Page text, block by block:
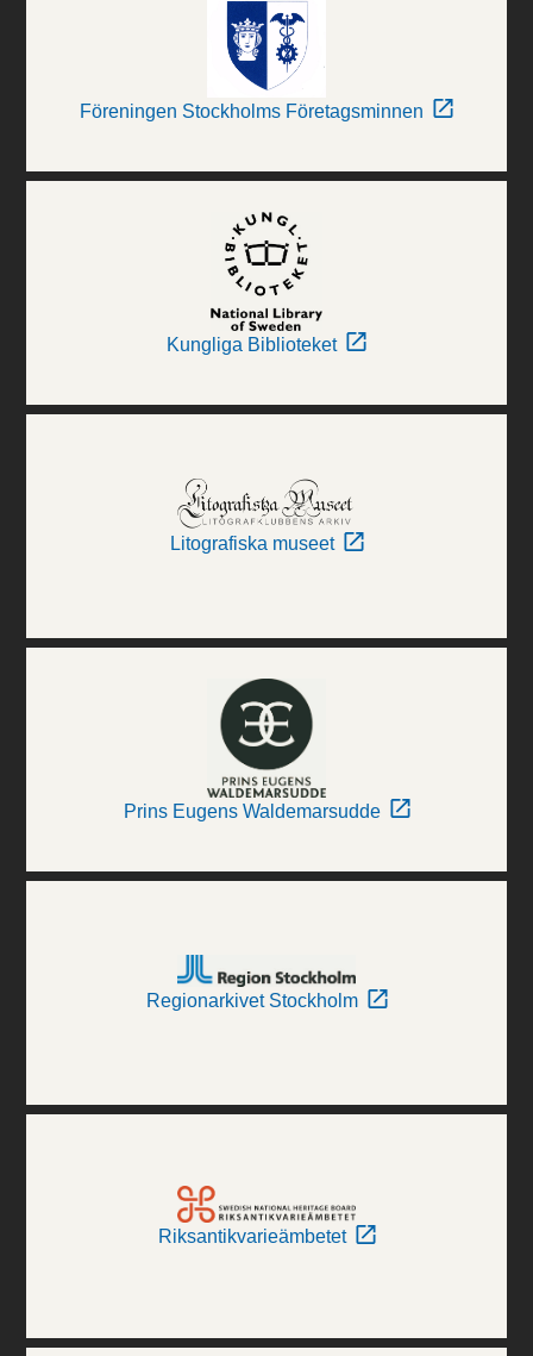
Föreningen Stockholms Företagsminnen
Kungliga Biblioteket
Litografiska museet
Prins Eugens Waldemarsudde
Regionarkivet Stockholm
Riksantikvarieämbetet